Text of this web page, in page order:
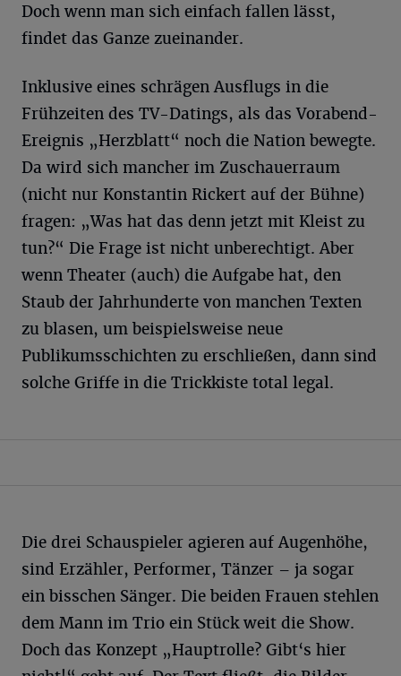
Doch wenn man sich einfach fallen lässt,
findet das Ganze zueinander.
Inklusive eines schrägen Ausflugs in die
Frühzeiten des TV-Datings, als das Vorabend-
Ereignis „Herzblatt“ noch die Nation bewegte.
Da wird sich mancher im Zuschauerraum
(nicht nur Konstantin Rickert auf der Bühne)
fragen: „Was hat das denn jetzt mit Kleist zu
tun?“ Die Frage ist nicht unberechtigt. Aber
wenn Theater (auch) die Aufgabe hat, den
Staub der Jahrhunderte von manchen Texten
zu blasen, um beispielsweise neue
Publikumsschichten zu erschließen, dann sind
solche Griffe in die Trickkiste total legal.
Die drei Schauspieler agieren auf Augenhöhe,
sind Erzähler, Performer, Tänzer – ja sogar
ein bisschen Sänger. Die beiden Frauen stehlen
dem Mann im Trio ein Stück weit die Show.
Doch das Konzept „Hauptrolle? Gibt‘s hier